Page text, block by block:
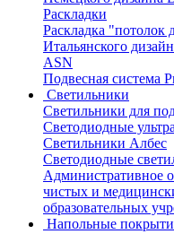
Раскладки
Раскладка "потолок
Итальянского
АSN
Подвесная система
Светильники
Светильники для
Светодиодные
Светильники Албес
Светодиодные
Административное
чистых и
образовательных
Напольные